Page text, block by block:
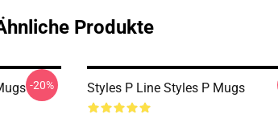
Produkte
-20% Styles P Line Styles P Mugs